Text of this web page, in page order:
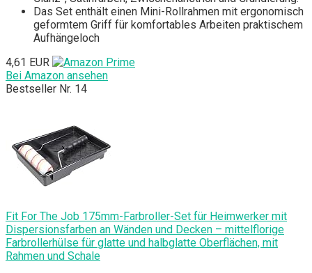
Das Set enthält einen Mini-Rollrahmen mit ergonomisch
geformtem Griff für komfortables Arbeiten praktischem
Aufhängeloch
4,61 EUR
Bei Amazon ansehen
Bestseller Nr. 14
Fit For The Job 175mm-Farbroller-Set für Heimwerker mit
Dispersionsfarben an Wänden und Decken – mittelflorige
Farbrollerhülse für glatte und halbglatte Oberflächen, mit
Rahmen und Schale